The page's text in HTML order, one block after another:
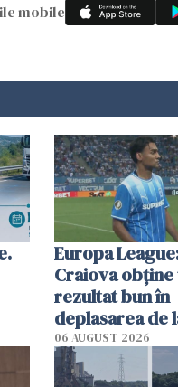
mobile
Europa
Craiova obține
rezultat bun în
deplasarea de
06 AUGUST 2026